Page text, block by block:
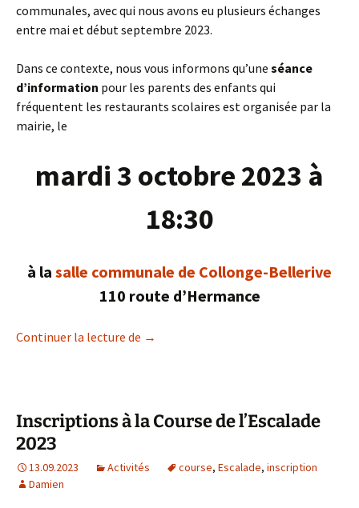
communales, avec qui nous avons eu plusieurs échanges
entre mai et début septembre 2023.
Dans ce contexte, nous vous informons qu’une séance
d’information pour les parents des enfants qui
fréquentent les restaurants scolaires est organisée par la
mairie, le
mardi 3 octobre 2023 à
18:30
à la salle communale de Collonge-Bellerive
110 route d’Hermance
Continuer la lecture de Séance d’information restaurants
→
Inscriptions à la Course de l’Escalade
2023
13.09.2023 Activités course, Escalade, inscription
Damien